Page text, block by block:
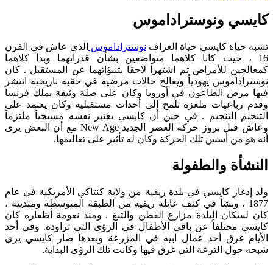
كايسي ونوستراداموس
تشبه حياة كايسي حياة العرافنوستراداموسالذي عاش في القرن
16 ، حيث كانا كلاهما متواضعين بشأن قدراتهما وبدأ كلاهما
كمعالجين للأمراض ثم اشتهرا لاحقاً بتنبؤاتهما عن المستقبل . كان
نوستراداموس يهودياً ويعالج حالات مرضية في حقبة تاريخية انتشر
فيها مرض الطاعون في أوروبا وكان على صلة وثيقة بملك فرنسا
وقدم رباعيات ملغزة تلمح إلى أحداث مستقبلية وكان يعتمد على
التنجيم التنجيم . في حين أن كايسي يعتبر نفسه مسيحياً ملتزماً
وعاش قبل بروز حركة العصر الجديد New Age مع أن البعض يرى
أنه هو من أسس تلك الحركة وكان له تأثير على تعاليمها.
النشأة والطفولة
ولد إدغار كايسي في بلدة ريفية من ولاية كنتاكي الأمريكية في عام
1877 ، ونشأ في كنف عائلة ريفية من الطبقة المتوسطة ومتدينة ،
كان لسكان البلدة مزارع القطن والتبغ . ومنذ نعومة أظفاره كان
كايسي مختلفاً عن باقي الأطفال في الرؤى التي تراوده. وفي أحد
الأيام غرق أحد عمال أبيه في المزرعة وبعدها صار كايسي يرى
شبحه حول الترعة التي غرق فيها وكانت تلك الرؤى البداية.